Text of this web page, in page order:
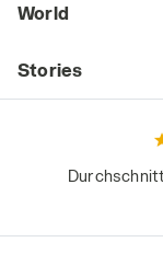
World
Stories